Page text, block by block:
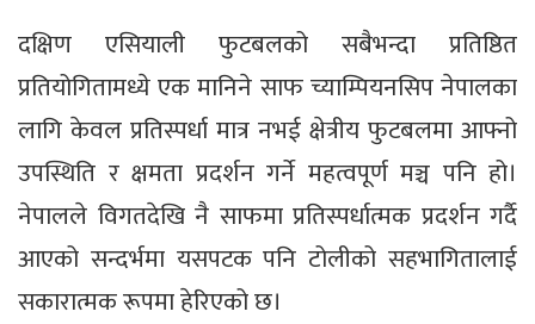
दक्षिण एसियाली फुटबलको सबैभन्दा प्रतिष्ठित
प्रतियोगितामध्ये एक मानिने साफ च्याम्पियनसिप नेपालका
लागि केवल प्रतिस्पर्धा मात्र नभई क्षेत्रीय फुटबलमा आफ्नो
उपस्थिति र क्षमता प्रदर्शन गर्ने महत्वपूर्ण मञ्च पनि हो।
नेपालले विगतदेखि नै साफमा प्रतिस्पर्धात्मक प्रदर्शन गर्दै
आएको सन्दर्भमा यसपटक पनि टोलीको सहभागितालाई
सकारात्मक रूपमा हेरिएको छ।